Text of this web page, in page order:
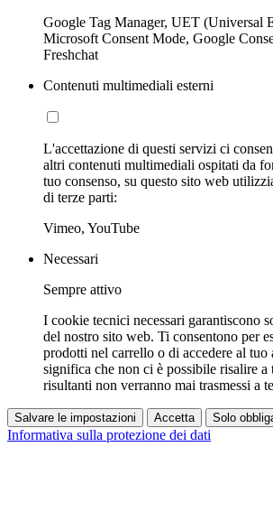
Google Tag Manager, UET (Universal
Microsoft Consent Mode, Google
Freshchat
Contenuti multimediali esterni
L'accettazione di questi servizi ci
altri contenuti multimediali ospitati da
tuo consenso, su questo sito web
di terze parti:
Vimeo, YouTube
Necessari
Sempre attivo
I cookie tecnici necessari garantiscono
del nostro sito web. Ti consentono per
prodotti nel carrello o di accedere al
significa che non ci è possibile risalire a
risultanti non verranno mai trasmessi a
Salvare le impostazioni Accetta Solo
Informativa sulla protezione dei dati